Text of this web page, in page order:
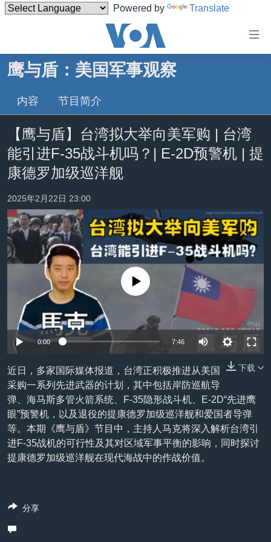
Powered by Translate
碍
到
内
容
到
导
航
跳
主页
美国
台湾
港澳
最新国际新闻
印太
非洲
美洲
全球议题
分类新闻
经济·金融·贸易
人权·法律·宗教
科教·文娱·体健
军事
劳工
环境
美中关系
热点专题
白宫要闻
国会报道
美中关系
美国建国250周年
美国之音专访
重要讲话与声明
台海两岸关系
南中国海争端
GEN Z 看美国
VOA视频
VOA今日焦点
中文广播
关注我们
其他语言网站
鹰与盾：美国军事观察
内容 节目简介
【鹰与盾】台湾拟大举向美军购 | 台湾
能引进F-35战斗机吗？| E-2D预警机 | 提
康德罗加级巡洋舰
2025年2月22日 23:00
Auto 240p 360p 480p
720p 1080p
没有媒体可用资源
0:00 7:46
360p
480p
720p
1080p
下载
近日，多家国际媒体报道，台湾正积极推进从美国
采购一系列先进武器的计划，其中包括岸防巡航导
弹、海马斯多管火箭系统、F-35隐形战斗机、E-2D“先进鹰
眼”预警机，以及退役的提康德罗加级巡洋舰和爱国者导弹
等。本期《鹰与盾》节目中，主持人马克将深入解析台湾引
进F-35战机的可行性及其对区域军事平衡的影响，同时探讨
提康德罗加级巡洋舰在现代海战中的作战价值。
分享